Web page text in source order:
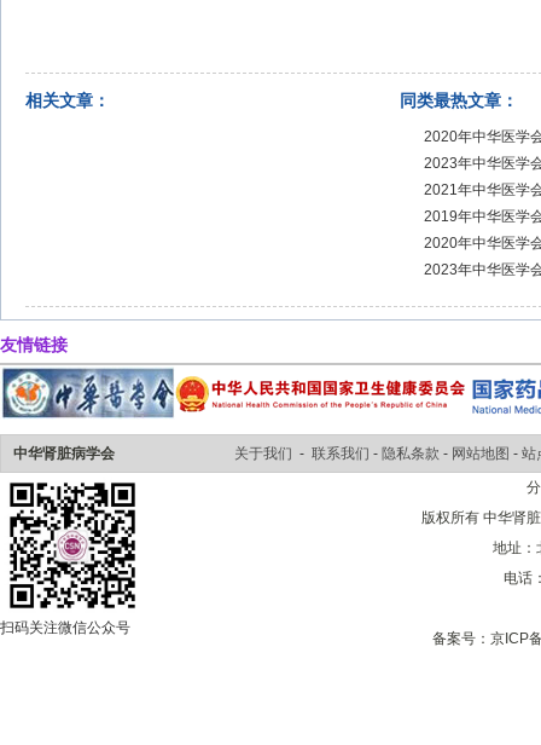
相关文章： 同类最热文章：
2020年中华医学
2023年中华医学
2021年中华医学
2019年中华医学
2020年中华医学
2023年中华医学
友情链接
中华肾脏病学会 关于我们 - 联系我们 - 隐私条款 - 网站地图 - 站
扫码关注微信公众号
版权所有 中华肾
地址：
电话
备案号：京ICP